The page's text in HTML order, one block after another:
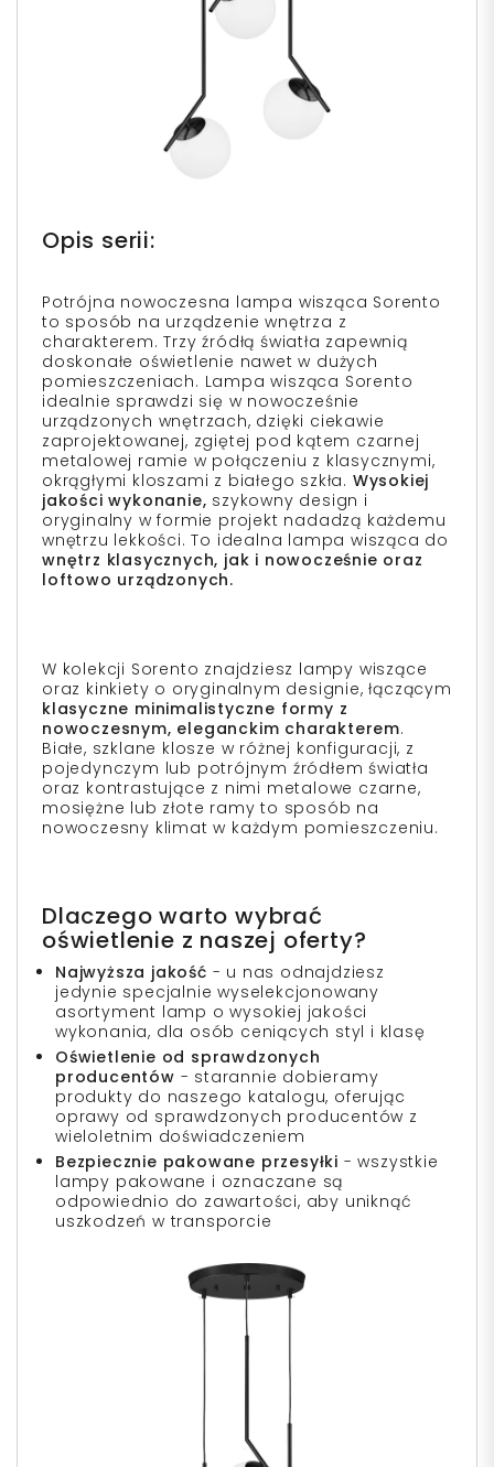
Opis serii:
Potrójna nowoczesna lampa wisząca Sorento
to sposób na urządzenie wnętrza z
charakterem. Trzy źródłą światła zapewnią
doskonałe oświetlenie nawet w dużych
pomieszczeniach. Lampa wisząca Sorento
idealnie sprawdzi się w nowocześnie
urządzonych wnętrzach, dzięki ciekawie
zaprojektowanej, zgiętej pod kątem czarnej
metalowej ramie w połączeniu z klasycznymi,
okrągłymi kloszami z białego szkła. Wysokiej
jakości wykonanie, szykowny design i
oryginalny w formie projekt nadadzą każdemu
wnętrzu lekkości. To idealna lampa wisząca do
wnętrz klasycznych, jak i nowocześnie oraz
loftowo urządzonych.
W kolekcji Sorento znajdziesz lampy wiszące
oraz kinkiety o oryginalnym designie, łączącym
klasyczne minimalistyczne formy z
nowoczesnym, eleganckim charakterem.
Białe, szklane klosze w różnej konfiguracji, z
pojedynczym lub potrójnym źródłem światła
oraz kontrastujące z nimi metalowe czarne,
mosiężne lub złote ramy to sposób na
nowoczesny klimat w każdym pomieszczeniu.
Dlaczego warto wybrać
oświetlenie z naszej oferty?
Najwyższa jakość - u nas odnajdziesz
jedynie specjalnie wyselekcjonowany
asortyment lamp o wysokiej jakości
wykonania, dla osób ceniących styl i klasę
Oświetlenie od sprawdzonych
producentów - starannie dobieramy
produkty do naszego katalogu, oferując
oprawy od sprawdzonych producentów z
wieloletnim doświadczeniem
Bezpiecznie pakowane przesyłki - wszystkie
lampy pakowane i oznaczane są
odpowiednio do zawartości, aby uniknąć
uszkodzeń w transporcie